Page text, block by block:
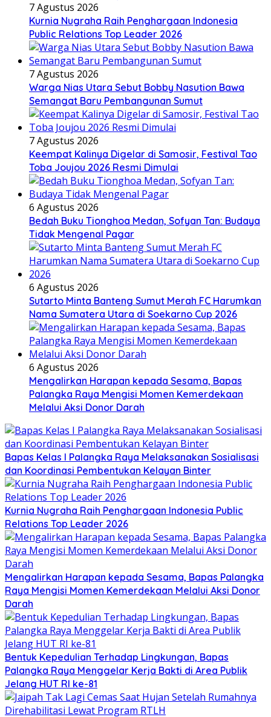
7 Agustus 2026
Kurnia Nugraha Raih Penghargaan Indonesia
Public Relations Top Leader 2026
7 Agustus 2026
Warga Nias Utara Sebut Bobby Nasution Bawa
Semangat Baru Pembangunan Sumut
7 Agustus 2026
Keempat Kalinya Digelar di Samosir, Festival Tao
Toba Joujou 2026 Resmi Dimulai
6 Agustus 2026
Bedah Buku Tionghoa Medan, Sofyan Tan: Budaya
Tidak Mengenal Pagar
6 Agustus 2026
Sutarto Minta Banteng Sumut Merah FC Harumkan
Nama Sumatera Utara di Soekarno Cup 2026
6 Agustus 2026
Mengalirkan Harapan kepada Sesama, Bapas
Palangka Raya Mengisi Momen Kemerdekaan
Melalui Aksi Donor Darah
Bapas Kelas I Palangka Raya Melaksanakan Sosialisasi
dan Koordinasi Pembentukan Kelayan Binter
Kurnia Nugraha Raih Penghargaan Indonesia Public
Relations Top Leader 2026
Mengalirkan Harapan kepada Sesama, Bapas Palangka
Raya Mengisi Momen Kemerdekaan Melalui Aksi Donor
Darah
Bentuk Kepedulian Terhadap Lingkungan, Bapas
Palangka Raya Menggelar Kerja Bakti di Area Publik
Jelang HUT RI ke-81